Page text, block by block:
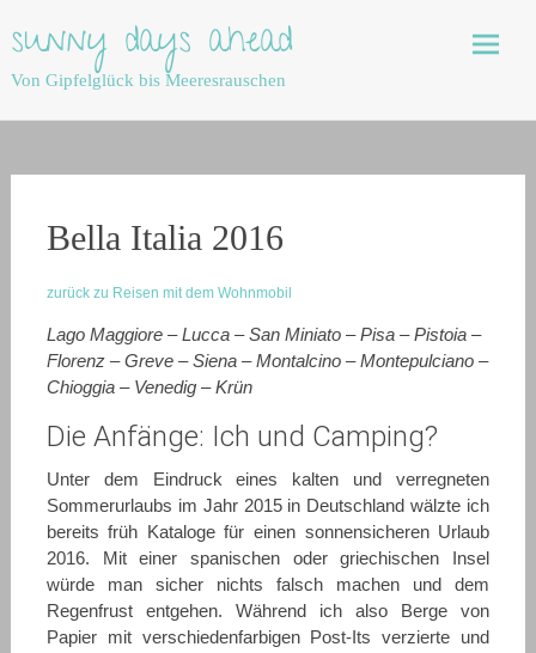
to
content
sunny days ahead
Von Gipfelglück bis Meeresrauschen
Bella Italia 2016
zurück zu Reisen mit dem Wohnmobil
Lago Maggiore – Lucca – San Miniato – Pisa – Pistoia –
Florenz – Greve – Siena – Montalcino – Montepulciano –
Chioggia – Venedig – Krün
Die Anfänge: Ich und Camping?
Unter dem Eindruck eines kalten und verregneten
Sommerurlaubs im Jahr 2015 in Deutschland wälzte ich
bereits früh Kataloge für einen sonnensicheren Urlaub
2016. Mit einer spanischen oder griechischen Insel
würde man sicher nichts falsch machen und dem
Regenfrust entgehen. Während ich also Berge von
Papier mit verschiedenfarbigen Post-Its verzierte und